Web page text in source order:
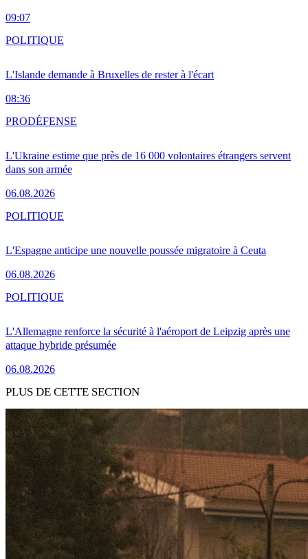
09:07
L'Islande demande à Bruxelles de rester à l'écart
08:36
POLITIQUE
L'Ukraine estime que près de 16 000 volontaires étrangers servent
dans son armée
06.08.2026
PRODÉFENSE
L'Espagne anticipe une nouvelle poussée migratoire à Ceuta
06.08.2026
POLITIQUE
L'Allemagne renforce la sécurité à l'aéroport de Leipzig après une
attaque hybride présumée
06.08.2026
POLITIQUE
PLUS DE CETTE SECTION